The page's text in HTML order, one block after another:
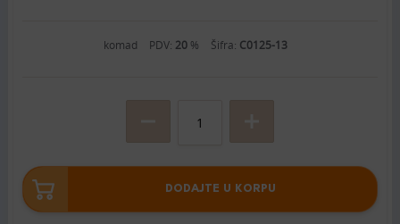
komad PDV: 20% Šifra: C0125-13
DODAJTE U KORPU